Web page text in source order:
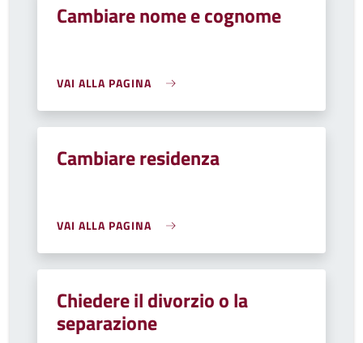
Cambiare nome e cognome
VAI ALLA PAGINA
Cambiare residenza
VAI ALLA PAGINA
Chiedere il divorzio o la
separazione